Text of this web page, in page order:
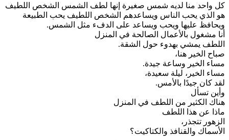
كل واحد منا لديه شمس صغيرة إنها لطف الشمس الشخص اللطيف
هو الذي يحب الناس ويساعدهم الشخص اللطيف يحب الطبيعة
ويحافظ عليها ويحب ويساعد على الدفء مثل الشمس.
أنا مشغول بالأعمال الصالحة في المنزل
اللطف يمشي بهدوء حول الشقة.
صباح الخير هنا،
مساء الخير وساعة جيدة.
مساء الخير، ليلة سعيدة،
لقد كان جيدًا بالأمس.
وأين تسأل
هناك الكثير من اللطف في المنزل
ماذا عن هذا اللطف
الزهور تتجذر،
الأسماك والقنافذ والكتاكيت؟